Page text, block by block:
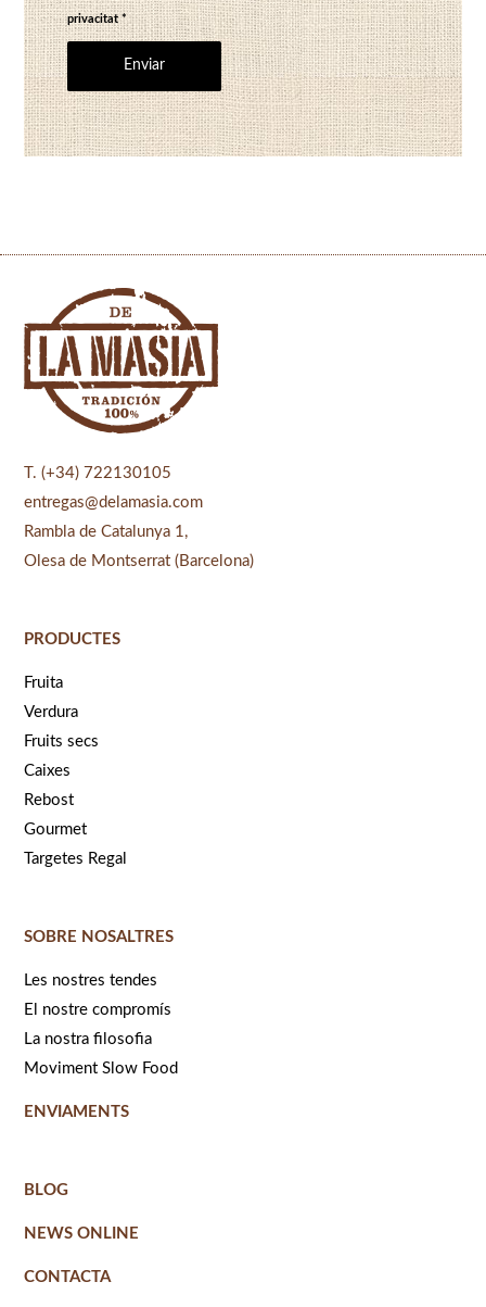
privacitat *
T. (+34) 722130105
entregas@delamasia.com
Rambla de Catalunya 1,
Olesa de Montserrat (Barcelona)
PRODUCTES
Fruita
Verdura
Fruits secs
Caixes
Rebost
Gourmet
Targetes Regal
SOBRE NOSALTRES
Les nostres tendes
El nostre compromís
La nostra filosofia
Moviment Slow Food
ENVIAMENTS
BLOG
NEWS ONLINE
CONTACTA